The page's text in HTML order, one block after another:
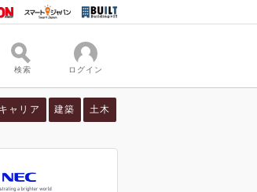
検索 ログイン
キャリア 建築 土木